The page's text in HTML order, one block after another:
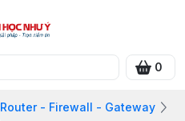
0
Router - Firewall - Gateway